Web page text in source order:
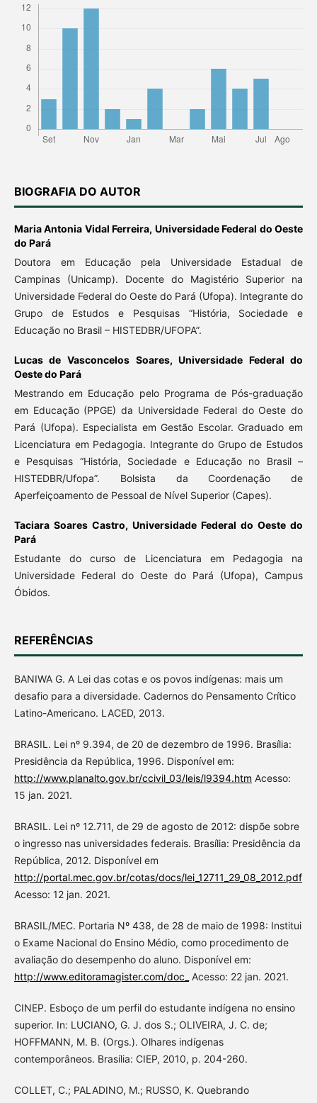
BIOGRAFIA DO AUTOR
Maria Antonia Vidal Ferreira, Universidade Federal do Oeste
do Pará
Doutora em Educação pela Universidade Estadual de
Campinas (Unicamp). Docente do Magistério Superior na
Universidade Federal do Oeste do Pará (Ufopa). Integrante do
Grupo de Estudos e Pesquisas “História, Sociedade e
Educação no Brasil – HISTEDBR/UFOPA”.
Lucas de Vasconcelos Soares,Universidade Federal do
Oeste do Pará
Mestrando em Educação pelo Programa de Pós-graduação
em Educação (PPGE) da Universidade Federal do Oeste do
Pará (Ufopa). Especialista em Gestão Escolar. Graduado em
Licenciatura em Pedagogia. Integrante do Grupo de Estudos
e Pesquisas “História, Sociedade e Educação no Brasil –
HISTEDBR/Ufopa”. Bolsista da Coordenação de
Aperfeiçoamento de Pessoal de Nível Superior (Capes).
Taciara Soares Castro, Universidade Federal do Oeste do
Pará
Estudante do curso de Licenciatura em Pedagogia na
Universidade Federal do Oeste do Pará (Ufopa), Campus
Óbidos.
REFERÊNCIAS
BANIWA G. A Lei das cotas e os povos indígenas: mais um
desafio para a diversidade. Cadernos do Pensamento Crítico
Latino-Americano. LACED, 2013.
BRASIL. Lei nº 9.394, de 20 de dezembro de 1996. Brasília:
Presidência da República, 1996. Disponível em:
http://www.planalto.gov.br/ccivil_03/leis/l9394.htm Acesso:
15 jan. 2021.
BRASIL. Lei nº 12.711, de 29 de agosto de 2012: dispõe sobre
o ingresso nas universidades federais. Brasília: Presidência da
República, 2012. Disponível em
http://portal.mec.gov.br/cotas/docs/lei_12711_29_08_2012.pdf
Acesso: 12 jan. 2021.
BRASIL/MEC. Portaria Nº 438, de 28 de maio de 1998: Institui
o Exame Nacional do Ensino Médio, como procedimento de
avaliação do desempenho do aluno. Disponível em:
http://www.editoramagister.com/doc_
Acesso: 22 jan. 2021.
CINEP. Esboço de um perfil do estudante indígena no ensino
superior. In: LUCIANO, G. J. dos S.; OLIVEIRA, J. C. de;
HOFFMANN, M. B. (Orgs.). Olhares indígenas
contemporâneos. Brasília: CIEP, 2010, p. 204-260.
COLLET, C.; PALADINO, M.; RUSSO, K. Quebrando